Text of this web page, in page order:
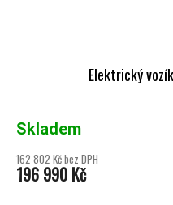
Elektrický
Skladem
162 802 Kč bez DPH
196 990 Kč